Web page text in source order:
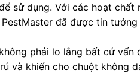
sử dụng. Với các hoạt chất
đã được tin
phải lo lắng bất cứ vấn
và khiến cho chuột không